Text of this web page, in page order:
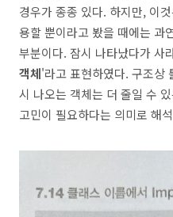
경우가 종종 있다. 하지만, 이
용할 뿐이라고 봤을 때에는 과
부분이다. 잠시 나타났다가 사
객체'라고 표현하였다. 구조상
시 나오는 객체는 더 줄일 수
고민이 필요하다는 의미로 해